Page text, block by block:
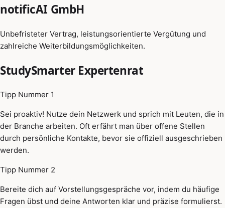
notificAI GmbH
Unbefristeter Vertrag, leistungsorientierte Vergütung und
zahlreiche Weiterbildungsmöglichkeiten.
StudySmarter Expertenrat
Tipp Nummer 1
Sei proaktiv! Nutze dein Netzwerk und sprich mit Leuten, die in
der Branche arbeiten. Oft erfährt man über offene Stellen
durch persönliche Kontakte, bevor sie offiziell ausgeschrieben
werden.
Tipp Nummer 2
Bereite dich auf Vorstellungsgespräche vor, indem du häufige
Fragen übst und deine Antworten klar und präzise formulierst.